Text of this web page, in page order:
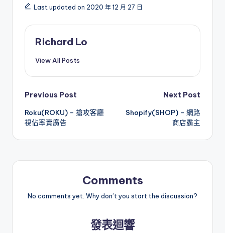
Last updated on 2020 年 12 月 27 日
Richard Lo
View All Posts
Post
navigation
Previous Post
Roku(ROKU) – 搶攻客廳
視佔率賣廣告
Next Post
Shopify(SHOP) – 網路
商店霸主
Comments
No comments yet. Why don’t you start the discussion?
發表迴響